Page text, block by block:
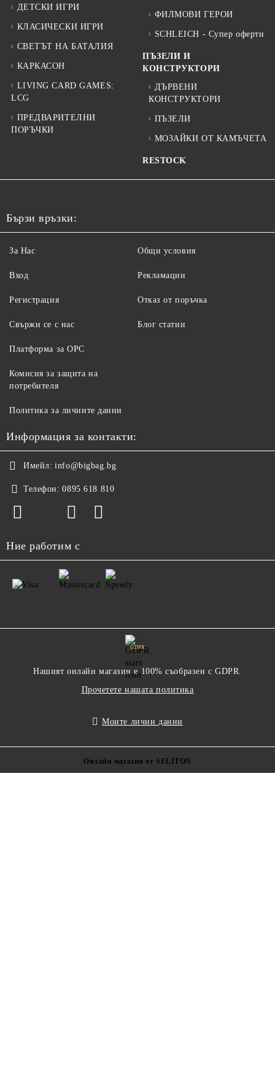
ДЕТСКИ ИГРИ
КЛАСИЧЕСКИ ИГРИ
СВЕТЪТ НА БАТАЛИЯ
КАРКАСОН
LIVING CARD GAMES:
LCG
ПРЕДВАРИТЕЛНИ
ПОРЪЧКИ
ФИЛМОВИ ГЕРОИ
SCHLEICH - Супер оферти
ПЪЗЕЛИ И
КОНСТРУКТОРИ
ДЪРВЕНИ
КОНСТРУКТОРИ
ПЪЗЕЛИ
МОЗАЙКИ ОТ КАМЪЧЕТА
RESTOCK
Бързи връзки:
За Нас
Вход
Регистрация
Свържи се с нас
Общи условия
Рекламации
Отказ от поръчка
Блог статии
Платформа за ОРС
Комисия за защита на
потребителя
Политика за личните данни
Информация за контакти:
Имейл: info@bigbag.bg
Телефон: 0895 618 810
Ние работим с
GDPR
Нашият онлайн магазин е 100% съобразен с GDPR.
Прочетете нашата политика
Моите лични данни
Онлайн магазин от SELITON